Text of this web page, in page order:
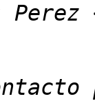
Perez